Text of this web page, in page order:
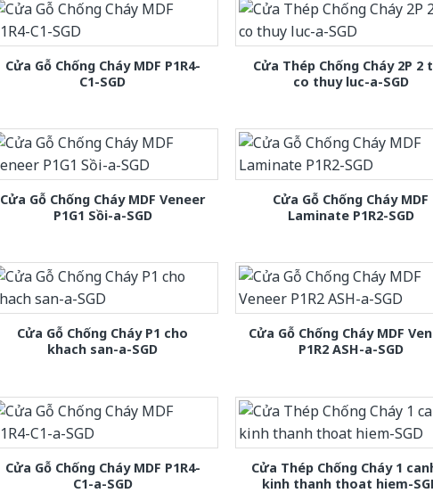
Cửa Gỗ Chống Cháy MDF P1R4-
C1-SGD
Cửa Thép Chống Cháy 2P 2
co thuy luc-a-SGD
Cửa Gỗ Chống Cháy MDF Veneer
P1G1 Sồi-a-SGD
Cửa Gỗ Chống Cháy MDF
Laminate P1R2-SGD
Cửa Gỗ Chống Cháy P1 cho
khach san-a-SGD
Cửa Gỗ Chống Cháy MDF
P1R2 ASH-a-SGD
Cửa Gỗ Chống Cháy MDF P1R4-
C1-a-SGD
Cửa Thép Chống Cháy 1
kinh thanh thoat hiem-